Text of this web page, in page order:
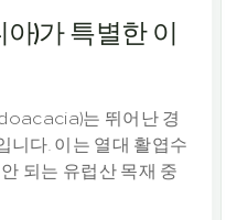
)가 특별한 이
는 뛰어난 경
니다. 이는 열대 활엽수
되는 유럽산 목재 중